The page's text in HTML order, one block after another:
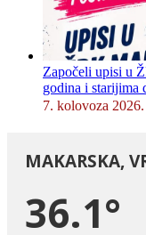
Započeli upisi u
godina i starijima
7. kolovoza